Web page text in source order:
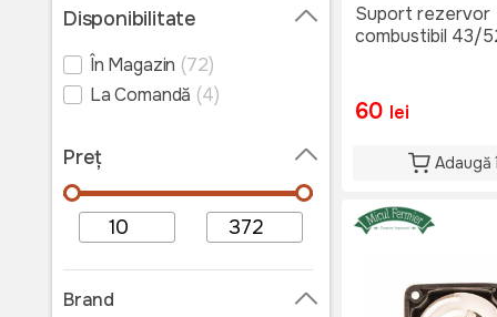
Motocoase
Trimmere pe acumulator
Trimmere electrice
Trimmere pentru tuns gard
viu
Mașini de tuns iarba
motocoase
Disponibilitate
În Magazin (72)
La Comandă (4)
Preț
Brand
Suport rezervor
combustibil 43/
60 lei
Adaugă